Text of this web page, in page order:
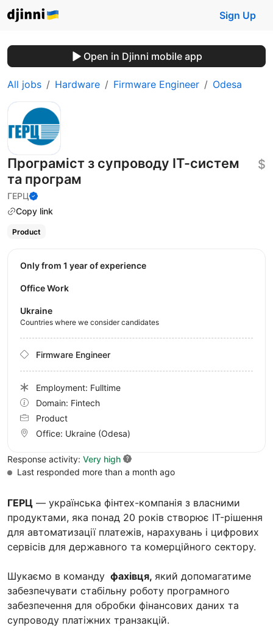
Sign Up
Open in Djinni mobile app
All jobs Hardware Firmware Engineer Odesa
Програміст з супроводу ІТ-систем
та програм
ГЕРЦ
Copy link
$
Product
ГЕРЦ — українська фінтех-компанія з власними
продуктами, яка понад 20 років створює IT-рішення
для автоматизації платежів, нарахувань і цифрових
сервісів для державного та комерційного сектору.
Шукаємо в команду фахівця, який допомагатиме
забезпечувати стабільну роботу програмного
забезпечення для обробки фінансових даних та
супроводу платіжних транзакцій.
Only from 1 year of experience
Office Work
Ukraine
Countries where we consider candidates
Firmware Engineer
Employment: Fulltime
Domain: Fintech
Product
Office: Ukraine (Odesa)
Response activity: Very high
Last responded more than a month ago